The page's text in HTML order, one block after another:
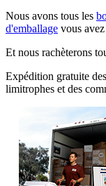
Nous avons tous les
d'emballage vous
Et nous rachèterons
Expédition gratuite
limitrophes et des